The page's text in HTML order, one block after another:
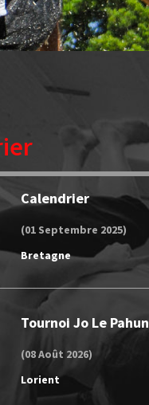
Calendrier
(01 Septembre 2025)
Bretagne
Tournoi Jo Le Pahun
(08 Août 2026)
Lorient